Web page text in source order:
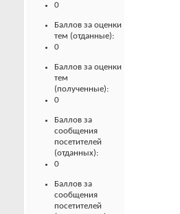
0
Баллов за оценки
тем (отданные):
0
Баллов за оценки
тем
(полученные):
0
Баллов за
сообщения
посетителей
(отданных):
0
Баллов за
сообщения
посетителей